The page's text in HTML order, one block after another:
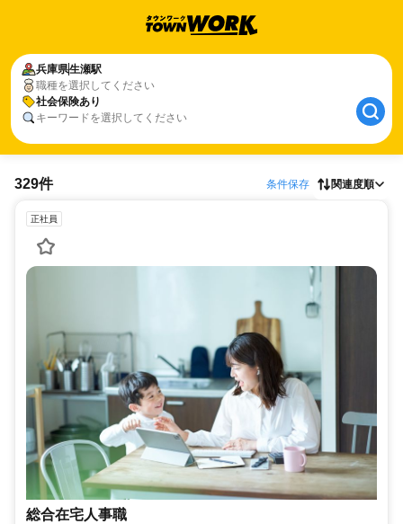
兵庫県生瀬駅
職種を選択してください
社会保険あり
キーワードを選択してください
329件 条件保存 関連度順
正社員
総合在宅人事職